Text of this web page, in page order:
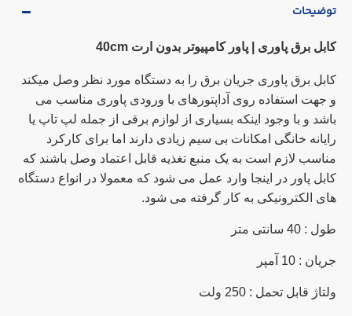
توضیحات
کابل برق پاوری | پاور کامپیوتر بدون ارت 40cm
کابل برق پاوری جریان برق را به دستگاه مورد نظر وصل میکند
و جهت استفاده روی آداپتورهای با ورودی پاوری مناسب می
باشد و با وجود اینکه بسیاری از لوازم برقی از جمله لپ تاپ یا
رایانه خانگی امکانات بی سیم زیادی دارند اما برای کارکرد
مناسب لازم است به یک منبع تغذیه قابل اعتماد وصل باشند که
کابل پاور در اینجا وارد عمل می شود که معمولا در انواع دستگاه
های الکترونیکی به کار گرفته می شود.
طول : 40 سانتی متر
جریان : 10 آمپر
ولتاژ قابل تحمل : 250 ولت